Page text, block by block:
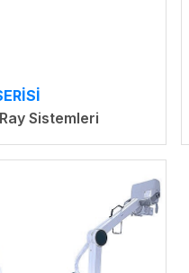
Sistemleri